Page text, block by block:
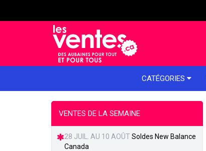
CATÉGORIES
VENTES DE LA SEMAINE
28 JUIL. AU 10 AOÛT Soldes New Balance
Canada